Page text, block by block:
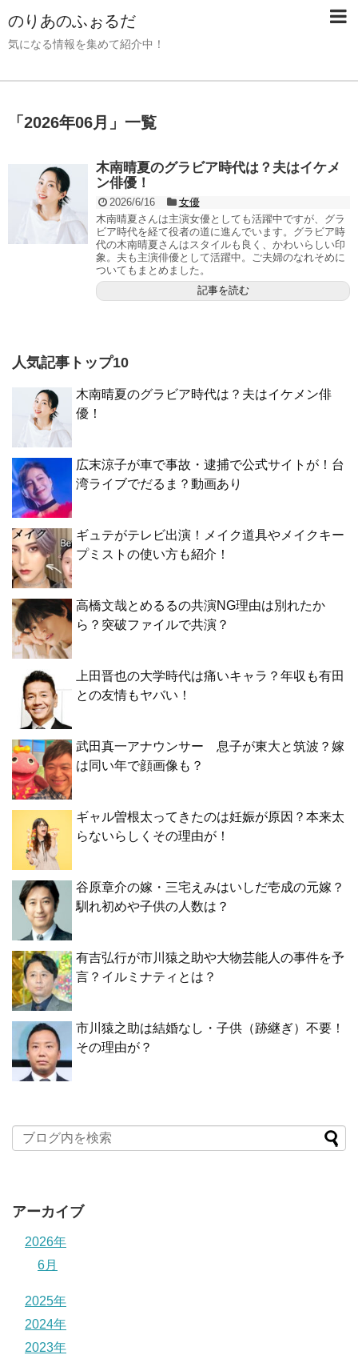
のりあのふぉるだ
気になる情報を集めて紹介中！
「 2026年06月 」 一覧
木南晴夏のグラビア時代は？夫はイケメ
ン俳優！
2026/6/16
女優
木南晴夏さんは主演女優としても活躍中ですが、グラ
ビア時代を経て役者の道に進んでいます。グラビア時
代の木南晴夏さんはスタイルも良く、かわいらしい印
象。夫も主演俳優として活躍中。ご夫婦のなれそめに
ついてもまとめました。
記事を読む
人気記事トップ10
木南晴夏のグラビア時代は？夫はイケメン俳
優！
広末涼子が車で事故・逮捕で公式サイトが！台
湾ライブでだるま？動画あり
ギュテがテレビ出演！メイク道具やメイクキー
プミストの使い方も紹介！
高橋文哉とめるるの共演NG理由は別れたか
ら？突破ファイルで共演？
上田晋也の大学時代は痛いキャラ？年収も有田
との友情もヤバい！
武田真一アナウンサー 息子が東大と筑波？嫁
は同い年で顔画像も？
ギャル曽根太ってきたのは妊娠が原因？本来太
らないらしくその理由が！
谷原章介の嫁・三宅えみはいしだ壱成の元嫁？
馴れ初めや子供の人数は？
有吉弘行が市川猿之助や大物芸能人の事件を予
言？イルミナティとは？
市川猿之助は結婚なし・子供（跡継ぎ）不要！
その理由が？
アーカイブ
2026年
6月
2025年
2024年
2023年